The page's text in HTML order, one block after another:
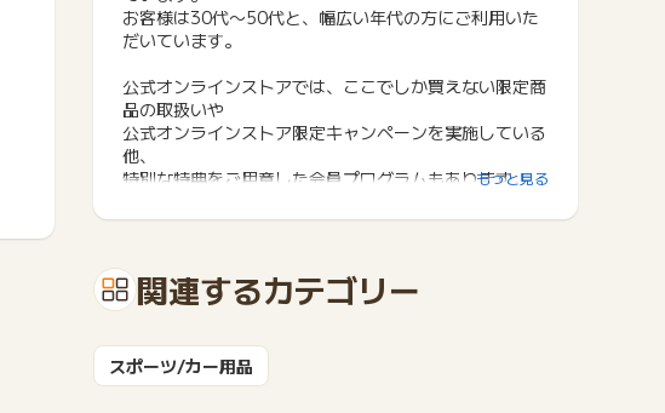
お客様は30代〜50代と、幅広い年代の方にご利用いた
だいています。
公式オンラインストアでは、ここでしか買えない限定商
品の取扱いや
公式オンラインストア限定キャンペーンを実施している
他、
特別な特典をご用意した会員プログラムもあります。
もっと見る
関連するカテゴリー
スポーツ/カー用品